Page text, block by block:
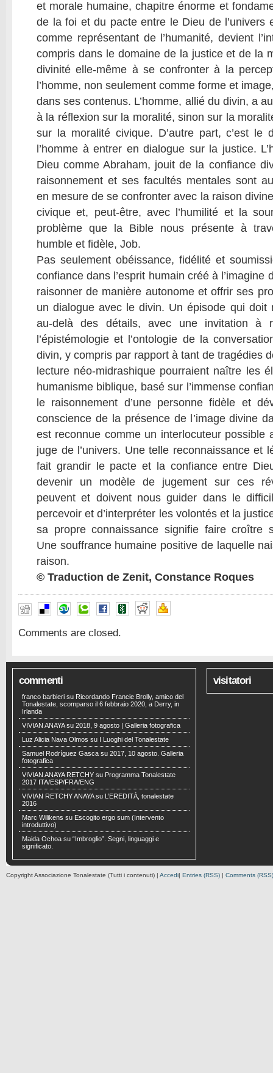
et morale humaine, chapitre énorme et
de la foi et du pacte entre le Dieu de l’univers
comme représentant de l’humanité, devient
compris dans le domaine de la justice et de la
divinité elle-même à se confronter à la
l’homme, non seulement comme forme et
dans ses contenus. L’homme, allié du divin, a
à la réflexion sur la moralité, sinon sur la
sur la moralité civique. D’autre part, c’est le
l’homme à entrer en dialogue sur la justice.
Dieu comme Abraham, jouit de la confiance
raisonnement et ses facultés mentales sont
en mesure de se confronter avec la raison
civique et, peut-être, avec l’humilité et la
problème que la Bible nous présente à
humble et fidèle, Job.
Pas seulement obéissance, fidélité et
confiance dans l’esprit humain créé à l’imagine
raisonner de manière autonome et offrir ses
un dialogue avec le divin. Un épisode qui doit
au-delà des détails, avec une invitation à
l’épistémologie et l’ontologie de la
divin, y compris par rapport à tant de tragédies
lecture néo-midrashique pourraient naître les
humanisme biblique, basé sur l’immense
le raisonnement d’une personne fidèle et
conscience de la présence de l’image divine
est reconnue comme un interlocuteur possible
juge de l’univers. Une telle reconnaissance et
fait grandir le pacte et la confiance entre
devenir un modèle de jugement sur ces
peuvent et doivent nous guider dans le
percevoir et d’interpréter les volontés et la
sa propre connaissance signifie faire croître
Une souffrance humaine positive de laquelle
raison.
© Traduction de Zenit, Constance Roques
Comments are closed.
commenti
franco barbieri su Ricordando Francie Brolly, amico del
Tonalestate, scomparso il 6 febbraio 2020, a Derry, in
Irlanda
VIVIAN ANAYAsu 2018, 9 agosto | Galleria fotografica
Luz Alicia Nava Olmos su I Luoghi del Tonalestate
Samuel Rodríguez Gasca su 2017, 10 agosto. Galleria
fotografica
VIVIAN ANAYA RETCHY su Programma Tonalestate
2017 ITA/ESP/FRA/ENG
VIVIAN RETCHY ANAYAsu L’EREDITÀ, tonalestate
2016
Marc Wilikens su Escogito ergo sum (Intervento
introduttivo)
Maida Ochoa su “Imbroglio”. Segni, linguaggi e
significato.
visitatori
Copyright Associazione Tonalestate (Tutti i contenuti) | Accedi| Entries (RSS) | Comments (RSS)